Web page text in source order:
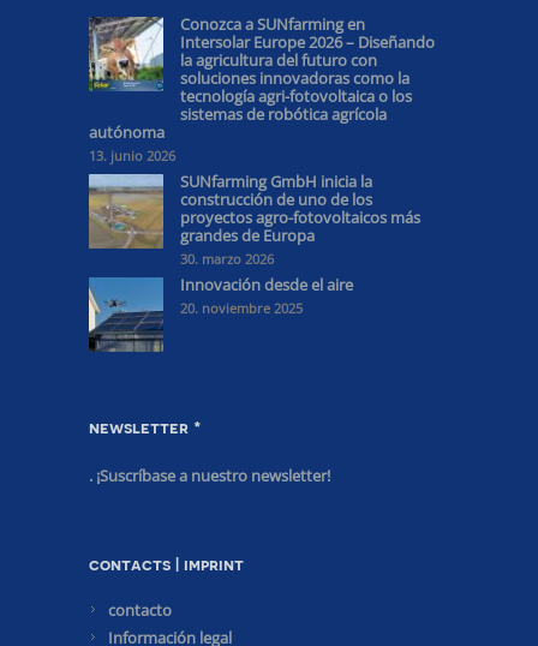
Conozca a SUNfarming en
Intersolar Europe 2026 – Diseñando
la agricultura del futuro con
soluciones innovadoras como la
tecnología agri-fotovoltaica o los
sistemas de robótica agrícola
autónoma
13. junio 2026
SUNfarming GmbH inicia la
construcción de uno de los
proyectos agro-fotovoltaicos más
grandes de Europa
30. marzo 2026
Innovación desde el aire
20. noviembre 2025
newsletter *
. ¡Suscríbase a nuestro newsletter!
contacts | imprint
contacto
Información legal